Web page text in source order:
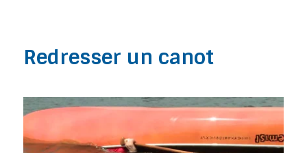
Redresser un canot